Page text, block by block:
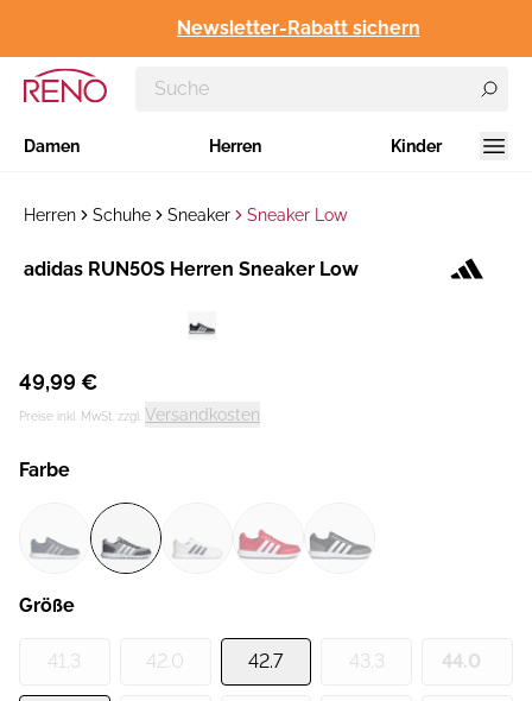
Newsletter-Rabatt sichern
Damen Herren Kinder
Herren Schuhe Sneaker Sneaker Low
Hersteller:
adidas RUN50S Herren Sneaker Low
49,99 €
Preise inkl. MwSt. zzgl. Versandkosten
Farbe
Größe
41.3 42.0 42.7 43.3 44.0